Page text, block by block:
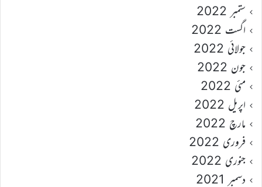
ستمبر 2022
اگست 2022
جولائی 2022
جون 2022
مئی 2022
اپریل 2022
مارچ 2022
فروری 2022
جنوری 2022
دسمبر 2021